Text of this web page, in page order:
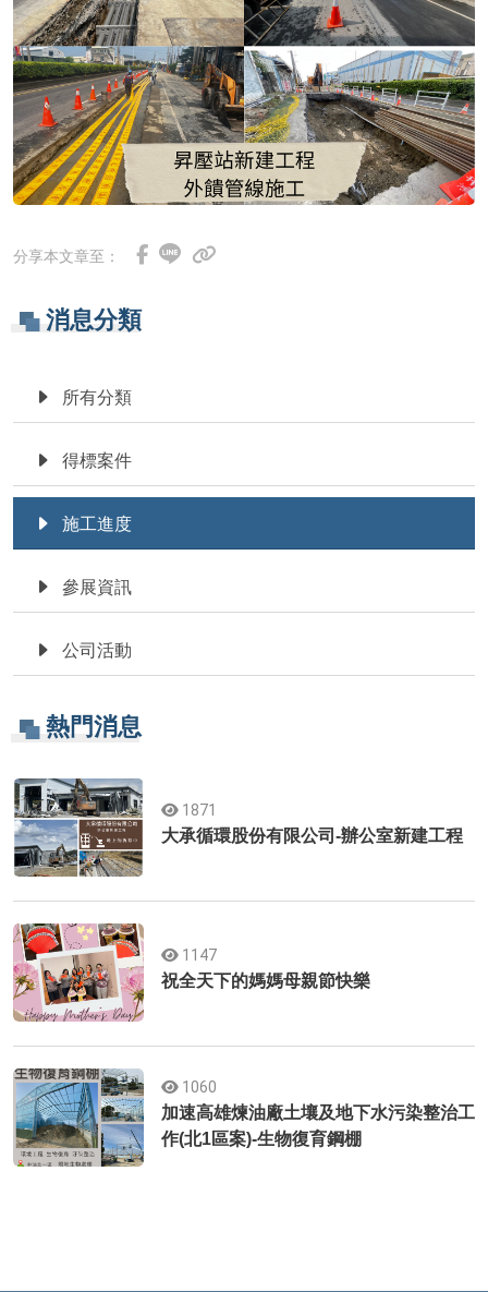
消息分類
所有分類
得標案件
施工進度
參展資訊
公司活動
熱門消息
1871
大承循環股份有限公司-辦公室新建工程
1147
祝全天下的媽媽母親節快樂
1060
加速高雄煉油廠土壤及地下水污染整治工
作(北1區案)-生物復育鋼棚
分享本文章至：